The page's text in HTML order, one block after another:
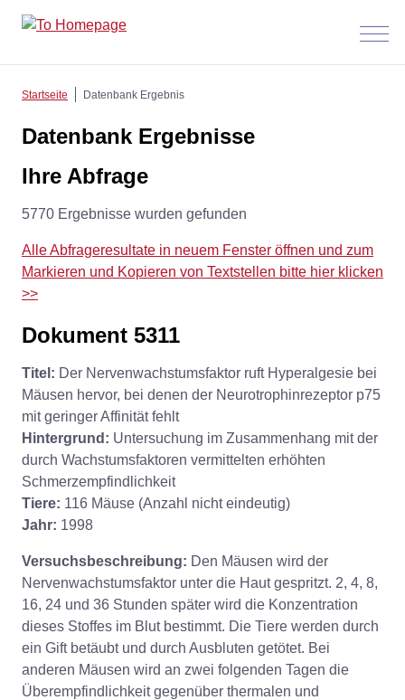
Menü
Startseite Datenbank Ergebnis
Datenbank Ergebnisse
Ihre Abfrage
5770 Ergebnisse wurden gefunden
Alle Abfrageresultate in neuem Fenster öffnen und zum
Markieren und Kopieren von Textstellen bitte hier klicken
>>
Dokument 5311
Titel: Der Nervenwachstumsfaktor ruft Hyperalgesie bei
Mäusen hervor, bei denen der Neurotrophinrezeptor p75
mit geringer Affinität fehlt
Hintergrund: Untersuchung im Zusammenhang mit der
durch Wachstumsfaktoren vermittelten erhöhten
Schmerzempfindlichkeit
Tiere: 116 Mäuse (Anzahl nicht eindeutig)
Jahr: 1998
Versuchsbeschreibung: Den Mäusen wird der
Nervenwachstumsfaktor unter die Haut gespritzt. 2, 4, 8,
16, 24 und 36 Stunden später wird die Konzentration
dieses Stoffes im Blut bestimmt. Die Tiere werden durch
ein Gift betäubt und durch Ausbluten getötet. Bei
anderen Mäusen wird an zwei folgenden Tagen die
Überempfindlichkeit gegenüber thermalen und